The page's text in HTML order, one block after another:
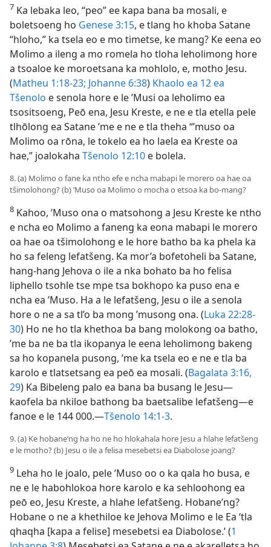
7 Ka lebaka leo, “peo” ee kapa bana ba mosali, e
boletsoeng ho Genese 3:15, e tlang ho khoba Satane
“hloho,” ka tsela eo e mo timetse, ke mang? Ke eena eo
Molimo a ileng a mo romela ho tloha leholimong hore
a tsoaloe ke moroetsana ka mohlolo, e, motho Jesu.
(Matheu 1:18-23; Johanne 6:38) Khaolo ea 12 ea
Tšenolo e senola hore e le ’Musi oa leholimo ea
tsositsoeng, Peō ena, Jesu Kreste, e ne e tla etella pele
tlhōlong ea Satane ’me e ne e tla theha “’muso oa
Molimo oa rōna, le tokelo ea ho laela ea Kreste oa
hae,” joalokaha Tšenolo 12:10 e bolela.
8. (a) Molimo o fane ka ntho efe e ncha mabapi le morero oa hae oa
tšimolohong? (b) ’Muso oa Molimo o mocha o etsoa ka bo-mang?
8 Kahoo, ’Muso ona o matsohong a Jesu Kreste ke ntho
e ncha eo Molimo a faneng ka eona mabapi le morero
oa hae oa tšimolohong e le hore batho ba ka phela ka
ho sa feleng lefatšeng. Ka mor’a bofetoheli ba Satane,
hang-hang Jehova o ile a nka bohato ba ho felisa
liphello tsohle tse mpe tsa bokhopo ka puso ena e
ncha ea ’Muso. Ha a le lefatšeng, Jesu o ile a senola
hore o ne a sa tl’o ba mong ’musong ona. (Luka 22:28-
30) Ho ne ho tla khethoa ba bang molokong oa batho,
’me ba ne ba tla ikopanya le eena leholimong bakeng
sa ho kopanela pusong, ’me ka tsela eo e ne e tla ba
karolo e tlatsetsang ea peō ea mosali. (Bagalata 3:16,
29) Ka Bibeleng palo ea bana ba busang le Jesu—
kaofela ba nkiloe bathong ba baetsalibe lefatšeng—e
fanoe e le 144 000.—Tšenolo 14:1-3.
9. (a) Ke hobane’ng ha ho ne ho hlokahala hore Jesu a hlahe lefatšeng
e le motho? (b) Jesu o ile a felisa mesebetsi ea Diabolose joang?
9 Leha ho le joalo, pele ’Muso oo o ka qala ho busa, e
ne e le habohlokoa hore karolo e ka sehloohong ea
peō eo, Jesu Kreste, a hlahe lefatšeng. Hobane’ng?
Hobane o ne a khethiloe ke Jehova Molimo e le Ea ‘tla
qhaqha [kapa a felise] mesebetsi ea Diabolose.’ (1